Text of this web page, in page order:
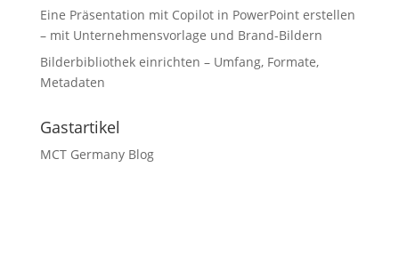
Eine Präsentation mit Copilot in PowerPoint erstellen
– mit Unternehmensvorlage und Brand-Bildern
Bilderbibliothek einrichten – Umfang, Formate,
Metadaten
Gastartikel
MCT Germany Blog